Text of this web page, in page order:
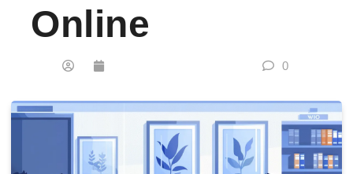
Online
0